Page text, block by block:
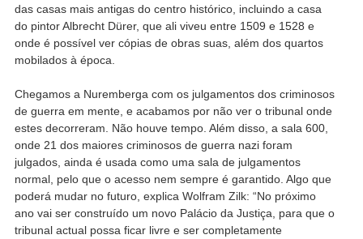
das casas mais antigas do centro histórico, incluindo a casa
do pintor Albrecht Dürer, que ali viveu entre 1509 e 1528 e
onde é possível ver cópias de obras suas, além dos quartos
mobilados à época.
Chegamos a Nuremberga com os julgamentos dos criminosos
de guerra em mente, e acabamos por não ver o tribunal onde
estes decorreram. Não houve tempo. Além disso, a sala 600,
onde 21 dos maiores criminosos de guerra nazi foram
julgados, ainda é usada como uma sala de julgamentos
normal, pelo que o acesso nem sempre é garantido. Algo que
poderá mudar no futuro, explica Wolfram Zilk: “No próximo
ano vai ser construído um novo Palácio da Justiça, para que o
tribunal actual possa ficar livre e ser completamente